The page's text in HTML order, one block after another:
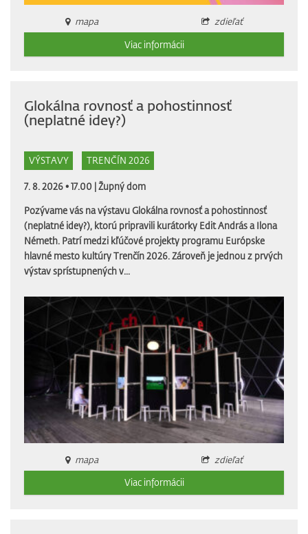
mapa
zdieľať
Viac informácii
Glokálna rovnosť a pohostinnosť
(neplatné idey?)
VÝSTAVY TRENČÍN 2026
7. 8. 2026 • 17.00 |Župný dom
Pozývame vás na výstavu Glokálna rovnosť a pohostinnosť
(neplatné idey?), ktorú pripravili kurátorky Edit András a Ilona
Németh. Patrí medzi kľúčové projekty programu Európske
hlavné mesto kultúry Trenčín 2026. Zároveň je jednou z prvých
výstav sprístupnených v...
mapa
zdieľať
Viac informácii